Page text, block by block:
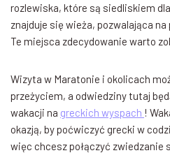
rozlewiska, które są siedliskiem
znajduje się wieża, pozwalająca
Te miejsca zdecydowanie warto
Wizyta w Maratonie i okolicach
przeżyciem, a odwiedziny tutaj
wakacji na greckich wyspach !
okazją, by poćwiczyć grecki w
więc chcesz połączyć zwiedzanie